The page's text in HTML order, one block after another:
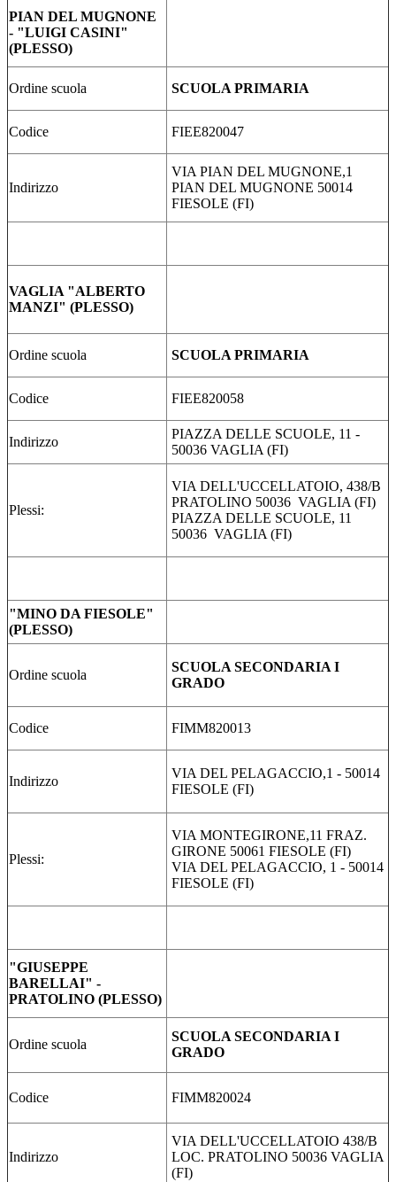
PIAN DEL MUGNONE
- "LUIGI CASINI"
(PLESSO)
Ordine scuola SCUOLA PRIMARIA
Codice FIEE820047
Indirizzo
VIA PIAN DEL MUGNONE,1
PIAN DEL MUGNONE 50014
FIESOLE (FI)
VAGLIA "ALBERTO
MANZI" (PLESSO)
Ordine scuola SCUOLA PRIMARIA
Codice FIEE820058
Indirizzo
PIAZZA DELLE SCUOLE, 11 -
50036 VAGLIA (FI)
Plessi:
VIA DELL'UCCELLATOIO, 438/B
PRATOLINO 50036 VAGLIA (FI)
PIAZZA DELLE SCUOLE, 11
50036 VAGLIA (FI)
"MINO DA FIESOLE"
(PLESSO)
Ordine scuola
SCUOLA SECONDARIA I
GRADO
Codice FIMM820013
Indirizzo
VIA DEL PELAGACCIO,1 - 50014
FIESOLE (FI)
Plessi:
VIA MONTEGIRONE,11 FRAZ.
GIRONE 50061 FIESOLE (FI)
VIA DEL PELAGACCIO, 1 - 50014
FIESOLE (FI)
"GIUSEPPE
BARELLAI" -
PRATOLINO (PLESSO)
Ordine scuola
SCUOLA SECONDARIA I
GRADO
Codice FIMM820024
Indirizzo
VIA DELL'UCCELLATOIO 438/B
LOC. PRATOLINO 50036 VAGLIA
(FI)